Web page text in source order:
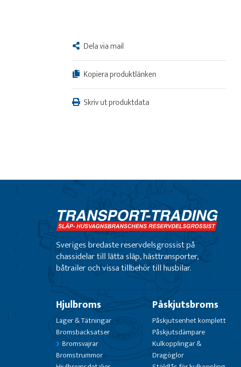
Dela via mail
Kopiera produktlänken
Skriv ut produktdata
Sveriges bredaste reservdelsgrossist på
chassidelar till lätta släp, hästtransporter,
båtrailer och vissa tillbehör till husbilar.
Hjulbroms
Lager & Tätningar
Bromsbacksatser
Bromsvajrar
Bromstrummor
Påskjutsbroms
Påskjutsenhet komplett
Påskjutsdämpare
Kulkopplingar &
Dragöglor